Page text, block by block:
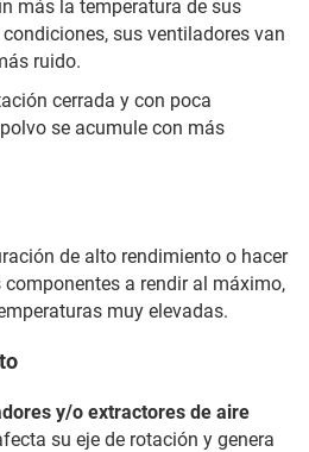
más la temperatura de sus
sus ventiladores van
ruido.
cerrada y con poca
se acumule con más
de alto rendimiento o hacer
a rendir al máximo,
muy elevadas.
y/o extractores de aire
su eje de rotación y genera